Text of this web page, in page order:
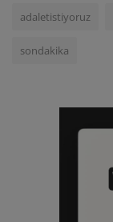
adaletistiyoruz
sondakika